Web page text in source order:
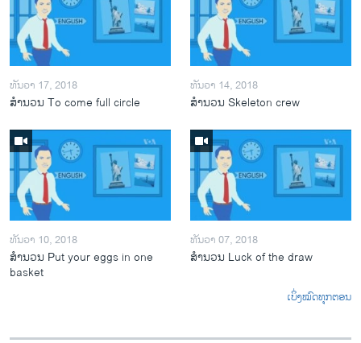
ທັນວາ 17, 2018
ສຳນວນ To come full circle
ທັນວາ 14, 2018
ສຳນວນ Skeleton crew
ທັນວາ 10, 2018
ສຳນວນ Put your eggs in one
basket
ທັນວາ 07, 2018
ສຳນວນ Luck of the draw
ເບິ່ງໝົດທຸກຕອນ